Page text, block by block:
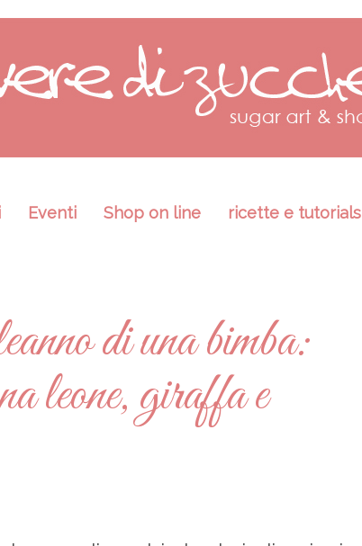
Eventi Shop on line ricette e tutorials
di una bimba:
leone, giraffa e